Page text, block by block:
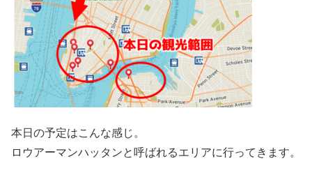
本日の予定はこんな感じ。
ロウアーマンハッタンと呼ばれるエリアに行ってきます。